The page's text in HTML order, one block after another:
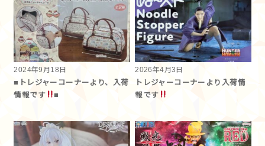
2024年9月18日
■トレジャーコーナーより、入荷
情報です
■
2026年4月3日
トレジャーコーナーより入荷情
報です︎